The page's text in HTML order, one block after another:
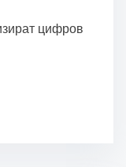
цифров